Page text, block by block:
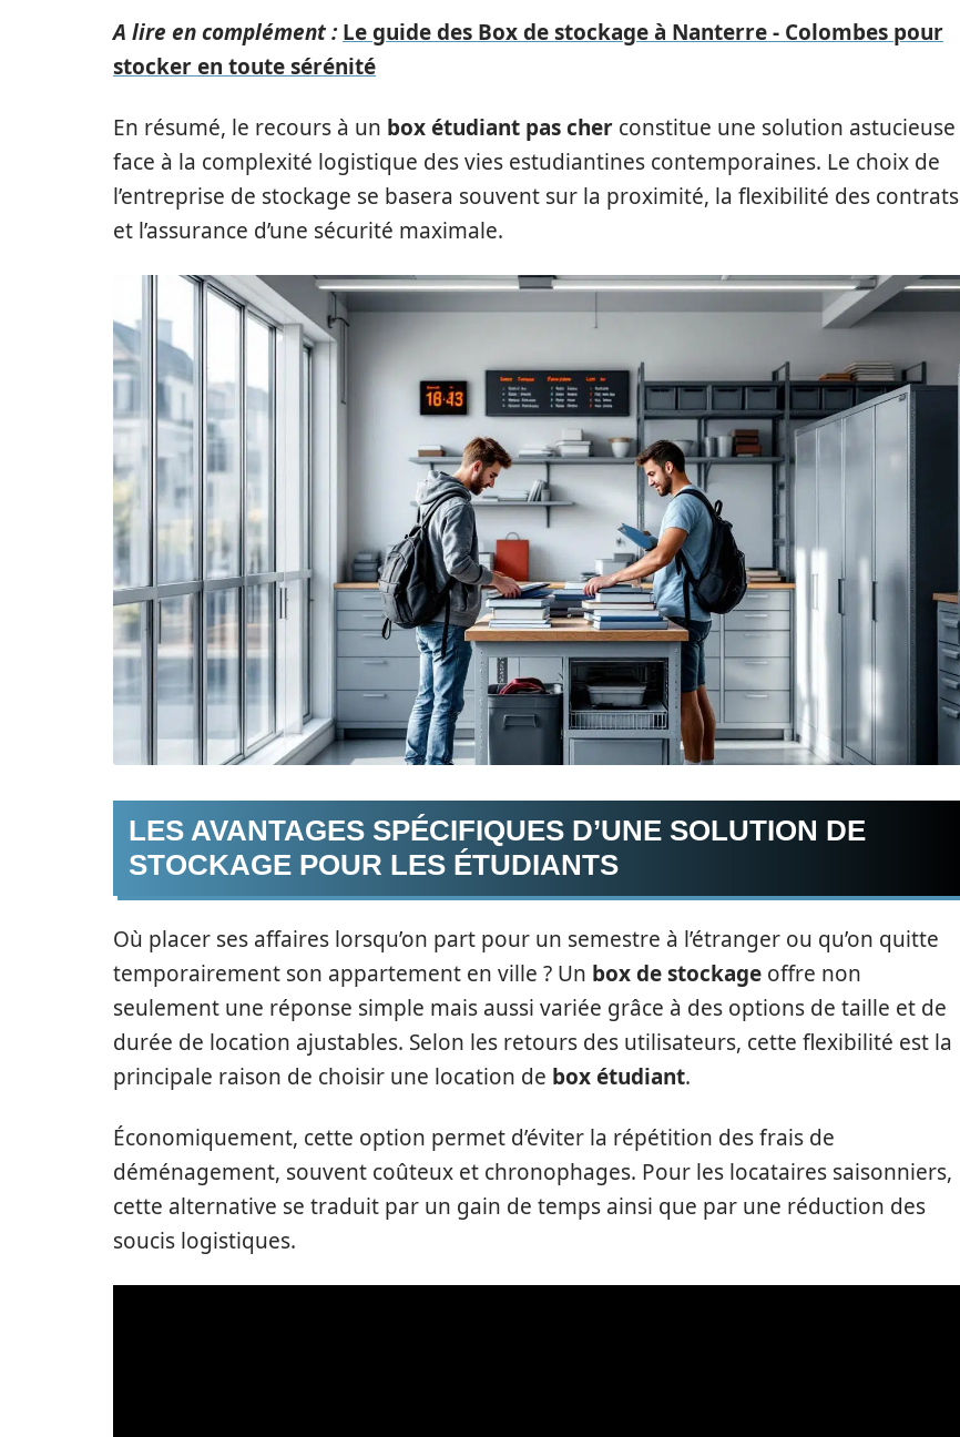
A lire en complément : Le guide des Box de stockage à Nanterre - Colombes pour
stocker en toute sérénité
En résumé, le recours à un box étudiant pas cher constitue une solution astucieuse
face à la complexité logistique des vies estudiantines contemporaines. Le choix de
l’entreprise de stockage se basera souvent sur la proximité, la flexibilité des contrats
et l’assurance d’une sécurité maximale.
LES AVANTAGES SPÉCIFIQUES D’UNE SOLUTION DE
STOCKAGE POUR LES ÉTUDIANTS
Où placer ses affaires lorsqu’on part pour un semestre à l’étranger ou qu’on quitte
temporairement son appartement en ville ? Un box de stockage offre non
seulement une réponse simple mais aussi variée grâce à des options de taille et de
durée de location ajustables. Selon les retours des utilisateurs, cette flexibilité est la
principale raison de choisir une location de box étudiant.
Économiquement, cette option permet d’éviter la répétition des frais de
déménagement, souvent coûteux et chronophages. Pour les locataires saisonniers,
cette alternative se traduit par un gain de temps ainsi que par une réduction des
soucis logistiques.